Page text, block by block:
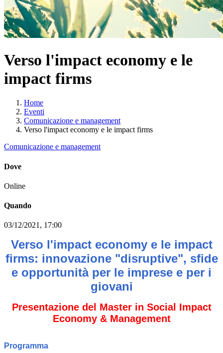
Verso l'impact economy e le
impact firms
Home
Eventi
Comunicazione e management
Verso l'impact economy e le impact firms
Comunicazione e management
Dove
Online
Quando
03/12/2021, 17:00
Verso l'impact economy e le impact
firms: innovazione "disruptive", sfide
e opportunità per le imprese e per i
giovani
Presentazione del Master in Social Impact
Economy & Management
Programma